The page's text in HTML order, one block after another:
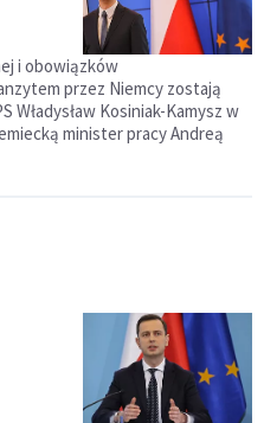
i obowiązków
przez Niemcy zostają
Władysław Kosiniak-Kamysz w
minister pracy Andreą